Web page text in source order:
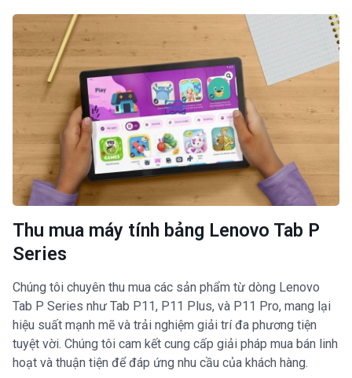
Thu mua máy tính bảng Lenovo Tab P
Series
Chúng tôi chuyên thu mua các sản phẩm từ dòng Lenovo
Tab P Series như Tab P11, P11 Plus, và P11 Pro, mang lại
hiệu suất mạnh mẽ và trải nghiệm giải trí đa phương tiện
tuyệt vời. Chúng tôi cam kết cung cấp giải pháp mua bán linh
hoạt và thuận tiện để đáp ứng nhu cầu của khách hàng.